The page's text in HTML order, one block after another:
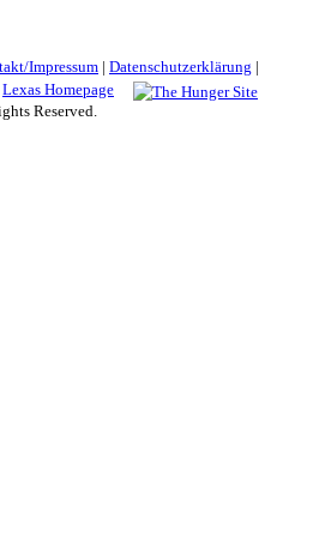
Impressum | Datenschutzerklärung |
Lexas Homepage
Reserved.